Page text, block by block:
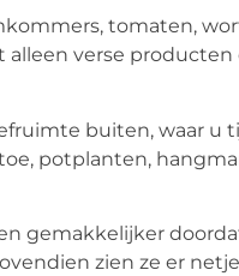
tomaten,
verse producten
buiten, waar u
potplanten,
gemakkelijker
zien ze er